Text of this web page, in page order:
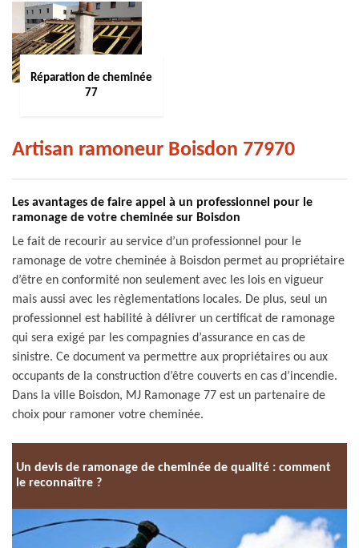
Réparation de cheminée
77
Artisan ramoneur Boisdon 77970
Les avantages de faire appel à un professionnel pour le
ramonage de votre cheminée sur Boisdon
Le fait de recourir au service d’un professionnel pour le
ramonage de votre cheminée à Boisdon permet au propriétaire
d’être en conformité non seulement avec les lois en vigueur
mais aussi avec les règlementations locales. De plus, seul un
professionnel est habilité à délivrer un certificat de ramonage
qui sera exigé par les compagnies d’assurance en cas de
sinistre. Ce document va permettre aux propriétaires ou aux
occupants de la construction d’être couverts en cas d’incendie.
Dans la ville Boisdon, MJ Ramonage 77 est un partenaire de
choix pour ramoner votre cheminée.
Un devis de ramonage de cheminée de qualité : comment
le reconnaître ?